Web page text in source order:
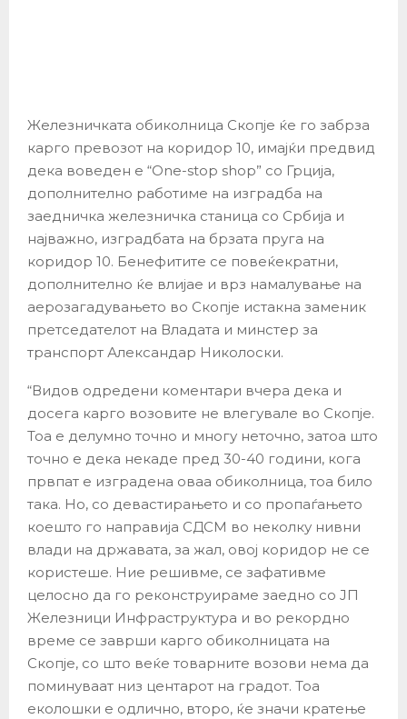
Железничката обиколница Скопје ќе го забрза
карго превозот на коридор 10, имајќи предвид
дека воведен е “One-stop shop” со Грција,
дополнително работиме на изградба на
заедничка железничка станица со Србија и
најважно, изградбата на брзата пруга на
коридор 10. Бенефитите се повеќекратни,
дополнително ќе влијае и врз намалување на
аерозагадувањето во Скопје истакна заменик
претседателот на Владата и минстер за
транспорт Александар Николоски.
“Видов одредени коментари вчера дека и
досега карго возовите не влегувале во Скопје.
Тоа е делумно точно и многу неточно, затоа што
точно е дека некаде пред 30-40 години, кога
првпат е изградена оваа обиколница, тоа било
така. Но, со девастирањето и со пропаѓањето
коешто го направија СДСМ во неколку нивни
влади на државата, за жал, овој коридор не се
користеше. Ние решивме, се зафативме
целосно да го реконструираме заедно со ЈП
Железници Инфраструктура и во рекордно
време се заврши карго обиколницата на
Скопје, со што веќе товарните возови нема да
поминуваат низ центарот на градот. Тоа
еколошки е одлично, второ, ќе значи кратење